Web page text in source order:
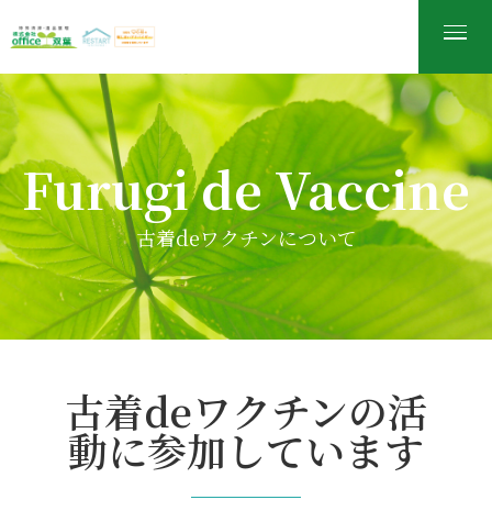
Furugi de Vaccine
古着deワクチンについて
古着deワクチンの活
動に参加しています